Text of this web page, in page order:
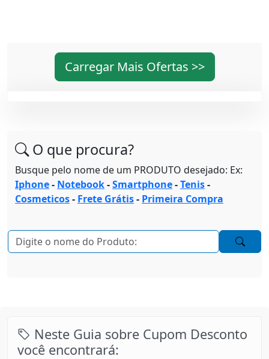
Carregar Mais Ofertas >>
O que procura?
Busque pelo nome de um PRODUTO desejado: Ex:
Iphone- Notebook-Smartphone-Tenis-
Cosmeticos- Frete Grátis- Primeira Compra
Neste Guia sobre Cupom Desconto
você encontrará: